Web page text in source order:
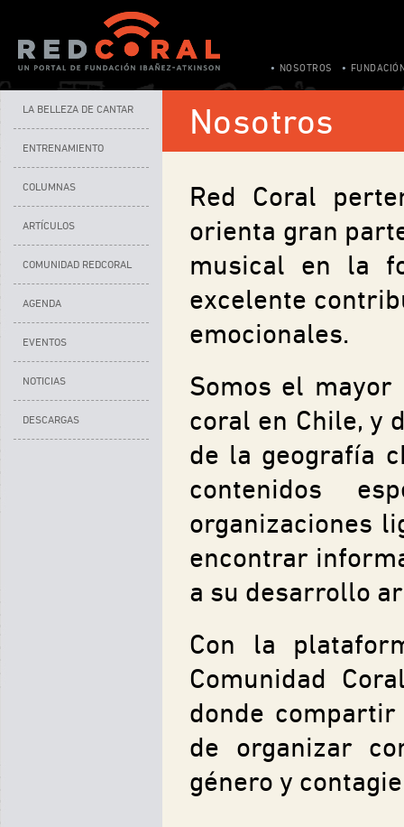
NOSOTROS
LA BELLEZA DE CANTAR
ENTRENAMIENTO
COLUMNAS
ARTÍCULOS
COMUNIDAD REDCORAL
AGENDA
EVENTOS
NOTICIAS
DESCARGAS
Nosotros
Red Coral
orienta gran
musical en la
excelente
emocionales.
Somos el
coral en Chile, y
de la geografía
contenidos
organizaciones
encontrar
a su desarrollo
Con la
Comunidad
donde compartir
de organizar
género y